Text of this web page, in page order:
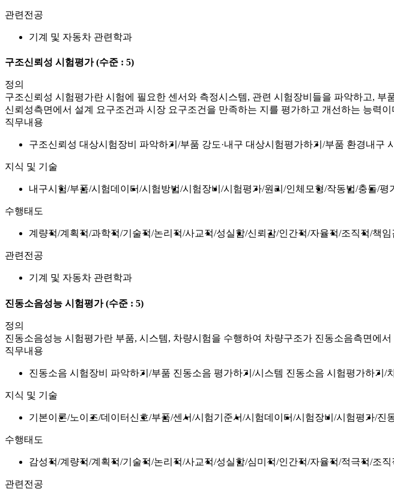
관련전공
기계 및 자동차 관련학과
구조신뢰성 시험평가(수준 : 5)
정의
구조신뢰성 시험평가란 시험에 필요한 센서와 측정시스템, 관련 시험장비들을 파악하고,
신뢰성측면에서 설계 요구조건과 시장 요구조건을 만족하는 지를 평가하고 개선하는 능력이
직무내용
구조신뢰성 대상시험장비 파악하기 부품 강도·내구 대상시험평가하기 부품 환경내구
지식 및 기술
내구시험 부품 시험데이터 시험방법 시험장비 시험평가 원리 인체모형 작동법 충돌 평
수행태도
계량적 계획적 과학적 기술적 논리적 사교적 성실함 신뢰감 인간적 자율적 조직적 책임
관련전공
기계 및 자동차 관련학과
진동소음성능 시험평가(수준 : 5)
정의
진동소음성능 시험평가란 부품, 시스템, 차량시험을 수행하여 차량구조가 진동소음측면에
직무내용
진동소음 시험장비 파악하기 부품 진동소음 평가하기 시스템 진동소음 시험평가하기
지식 및 기술
기본이론 노이즈 데이터신호 부품 센서 시험기준서 시험데이터 시험장비 시험평가 진
수행태도
감성적 계량적 계획적 기술적 논리적 사교적 성실함 심미적 인간적 자율적 적극적 조직
관련전공